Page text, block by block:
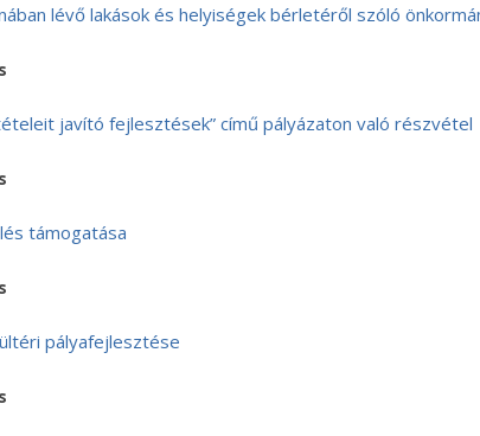
lévő lakások és helyiségek bérletéről szóló
javító fejlesztések” című pályázaton való részvétel
támogatása
pályafejlesztése